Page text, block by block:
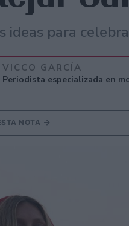
ideas para
VICCO GARCÍA
Periodista especializada en
NOTA